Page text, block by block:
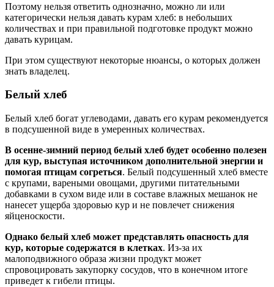
Поэтому нельзя ответить однозначно, можно ли или
категорически нельзя давать курам хлеб: в небольших
количествах и при правильной подготовке продукт можно
давать курицам.
При этом существуют некоторые нюансы, о которых должен
знать владелец.
Белый хлеб
Белый хлеб богат углеводами, давать его курам рекомендуется
в подсушенной виде в умеренных количествах.
В осенне-зимний период белый хлеб будет особенно полезен
для кур, выступая источником дополнительной энергии и
помогая птицам согреться. Белый подсушенный хлеб вместе
с крупами, вареными овощами, другими питательными
добавками в сухом виде или в составе влажных мешанок не
нанесет ущерба здоровью кур и не повлечет снижения
яйценоскости.
Однако белый хлеб может представлять опасность для
кур, которые содержатся в клетках. Из-за их
малоподвижного образа жизни продукт может
спровоцировать закупорку сосудов, что в конечном итоге
приведет к гибели птицы.